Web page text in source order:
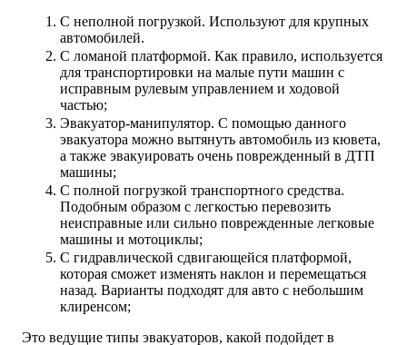
С неполной погрузкой. Используют для крупных
автомобилей.
С ломаной платформой. Как правило, используется
для транспортировки на малые пути машин с
исправным рулевым управлением и ходовой
частью;
Эвакуатор-манипулятор. С помощью данного
эвакуатора можно вытянуть автомобиль из кювета,
а также эвакуировать очень поврежденный в ДТП
машины;
С полной погрузкой транспортного средства.
Подобным образом с легкостью перевозить
неисправные или сильно поврежденные легковые
машины и мотоциклы;
С гидравлической сдвигающейся платформой,
которая сможет изменять наклон и перемещаться
назад. Варианты подходят для авто с небольшим
клиренсом;
Это ведущие типы эвакуаторов, какой подойдет в